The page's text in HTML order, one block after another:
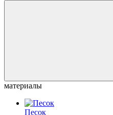
материалы
Песок